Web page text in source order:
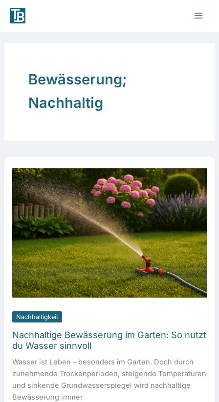
Zum
Inhalt
Bewässerung;
Nachhaltig
Nachhaltigkeit
Nachhaltige Bewässerung im Garten: So nutzt
du Wasser sinnvoll
Wasser ist Leben – besonders im Garten. Doch durch
zunehmende Trockenperioden, steigende Temperaturen
und sinkende Grundwasserspiegel wird nachhaltige
Bewässerung immer